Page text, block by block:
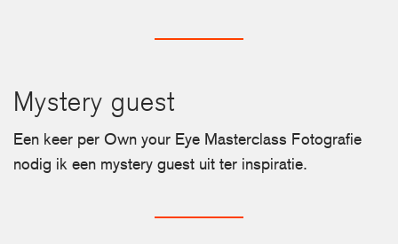
Mystery guest
Een keer per Own your Eye Masterclass Fotografie
nodig ik een mystery guest uit ter inspiratie.